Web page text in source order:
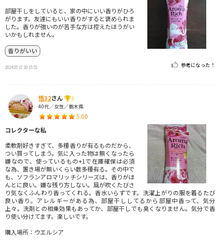
部屋干しをしていると、家の中にいい香りがひろ
がります。友達にもいい香りがすると褒められま
した。香りが強いのが苦手な方は控えたほうがい
いかもしれません。
香りがいい
2024.05.17 10:15:55 参考になった！
悟32さん
3
40代／女性／栃木県
5.00
コレクターな私
柔軟剤好きすぎて、多種香りが有るものだから、
つい買ってしまう。気に入った物は無くなったら
嫌なので、使っているもの+1で在庫確保は必須
な為、置き場が無いくらい数多種有る。その中で
も、ソフランアロマリッチシリーズは、香りがほ
んとに良い。嫌な残り方しない。風が吹くたびさ
り気なくふんわり香ってくれる。香水いらずです。洗濯上がりの服を着るたび
良い香り。アレルギーがある為、部屋干ししてるから部屋中香って、気分
上々。洗剤との相乗効果もあってか、部屋干しでも臭くなりません。気分で香
り使い分けてます。楽しいです。
購入場所：ウエルシア